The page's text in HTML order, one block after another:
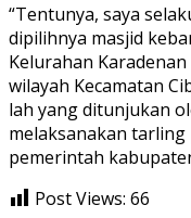
“Tentunya, saya
dipilihnya masjid
Kelurahan
wilayah Kecamatan
lah yang ditunjukan
melaksanakan
pemerintah
Post Views: 66